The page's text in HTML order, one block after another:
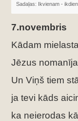
Sadaļas: Ikvienam -
7.novembris
Kādam
Jēzus
Un Viņš tiem
ja tevi kāds
ka neierodas